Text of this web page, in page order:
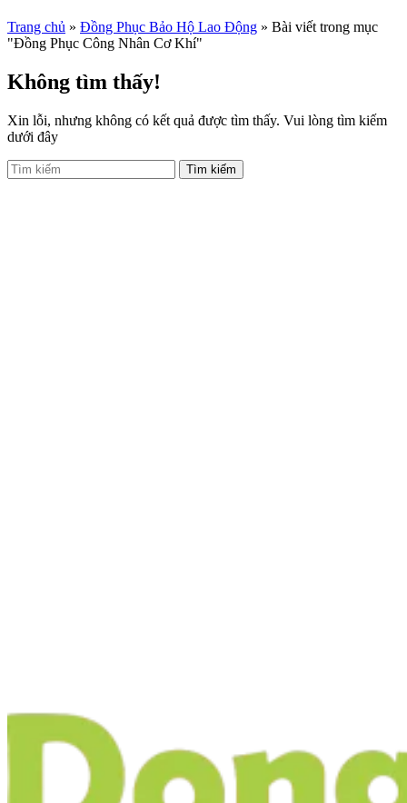
Trang chủ » Đồng Phục Bảo Hộ Lao Động » Bài viết trong mục
"Đồng Phục Công Nhân Cơ Khí"
Không tìm thấy!
Xin lỗi, nhưng không có kết quả được tìm thấy. Vui lòng tìm kiếm
dưới đây
Tìm kiếm